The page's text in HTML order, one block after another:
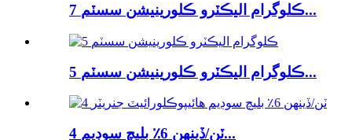
7 ڪلوگرام اليڪٽرو ڪلورينيشن سسٽم...
5 ڪلوگرام اليڪٽرو ڪلورينيشن سسٽم...
4 ٽن/ڏينهن 6٪ بليچ سوڊيم...